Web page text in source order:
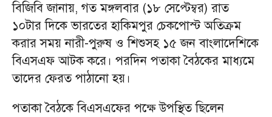
বিজিবি জানায়, গত মঙ্গলবার (১৮ সেপ্টেম্বর) রাত
১০টার দিকে ভারতের হাকিমপুর চেকপোস্ট অতিক্রম
করার সময় নারী-পুরুষ ও শিশুসহ ১৫ জন বাংলাদেশিকে
বিএসএফ আটক করে। পরদিন পতাকা বৈঠকের মাধ্যমে
তাদের ফেরত পাঠানো হয়।
পতাকা বৈঠকে বিএসএফের পক্ষে উপস্থিত ছিলেন